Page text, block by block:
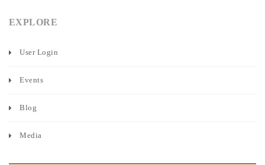
EXPLORE
User Login
Events
Blog
Media